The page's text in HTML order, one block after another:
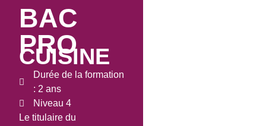
BAC
PRO
CUISINE
Durée de la formation
: 2 ans
Niveau 4
Le titulaire du